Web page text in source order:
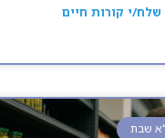
שלח/י קורות חיים
שבת